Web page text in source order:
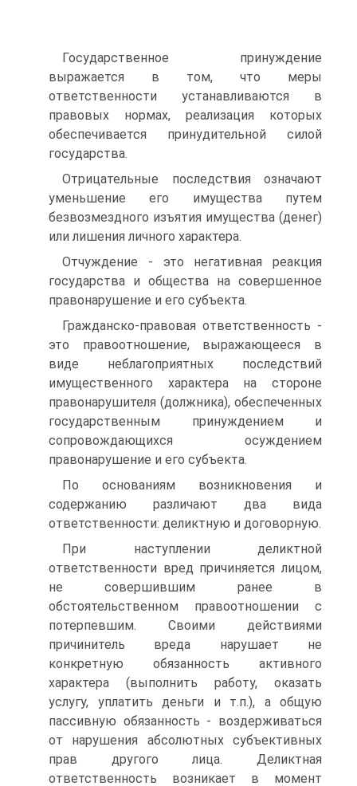
Государственное принуждение
выражается в том, что меры
ответственности устанавливаются в
правовых нормах, реализация которых
обеспечивается принудительной силой
государства.
Отрицательные последствия означают
уменьшение его имущества путем
безвозмездного изъятия имущества (денег)
или лишения личного характера.
Отчуждение - это негативная реакция
государства и общества на совершенное
правонарушение и его субъекта.
Гражданско-правовая ответственность -
это правоотношение, выражающееся в
виде неблагоприятных последствий
имущественного характера на стороне
правонарушителя (должника), обеспеченных
государственным принуждением и
сопровождающихся осуждением
правонарушение и его субъекта.
По основаниям возникновения и
содержанию различают два вида
ответственности: деликтную и договорную.
При наступлении деликтной
ответственности вред причиняется лицом,
не совершившим ранее в
обстоятельственном правоотношении с
потерпевшим. Своими действиями
причинитель вреда нарушает не
конкретную обязанность активного
характера (выполнить работу, оказать
услугу, уплатить деньги и т.п.), а общую
пассивную обязанность - воздерживаться
от нарушения абсолютных субъективных
прав другого лица. Деликтная
ответственность возникает в момент